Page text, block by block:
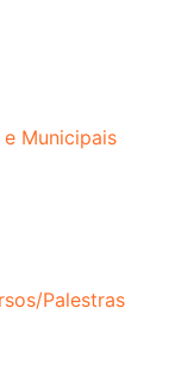
Municipais
Palestras